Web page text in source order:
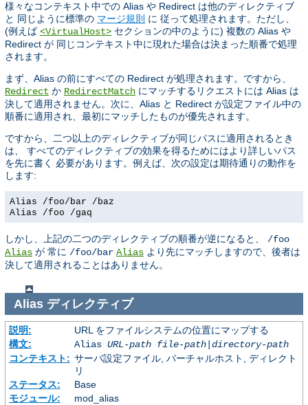
様々なコンテキスト中での Alias や Redirect は他のディレクティブ
と 同じように標準の マージ規則 に 従って処理されます。ただし、
(例えば<VirtualHost> セクションの中のように) 複数の Alias や
Redirect が 同じコンテキスト中に現れた場合は決まった順番で処理
されます。
まず、Alias の前にすべての Redirect が処理されます。ですから、
Redirect か RedirectMatch にマッチするリクエストには Alias は
決して適用されません。次に、Alias と Redirect が設定ファイル中の
順番に適用され、最初にマッチしたものが優先されます。
ですから、二つ以上のディレクティブが同じパスに適用されるとき
は、 すべてのディレクティブの効果を得るためにはより詳しいパス
を先に書く 必要があります。例えば、次の設定は期待通りの動作を
します:
Alias /foo/bar /baz
Alias /foo /gaq
しかし、上記の二つのディレクティブの順番が逆になると、 /foo
Alias が 常に /foo/bar Alias より先にマッチしますので、後者は
決して適用されることはありません。
Aliasディレクティブ
説明:
URL をファイルシステムの位置にマップする
構文:
Alias URL-path file-path|directory-path
コンテキスト: サーバ設定ファイル, バーチャルホスト, ディレクト
リ
ステータス:
Base
モジュール:
mod_alias